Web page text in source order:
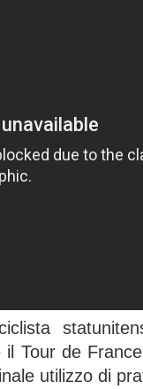
Tour de
utilizzo di